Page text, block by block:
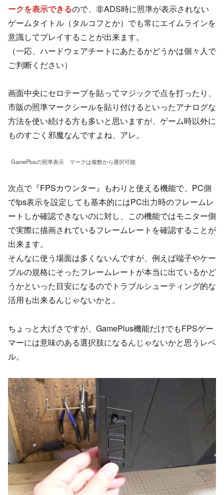
ークを表示できるので、非ADS時に照準が表示されない
ゲームタイトル（タルコフとか）でも常にエイムラインを
意識してプレイすることが出来ます。
（一応、ハードウェアチートにあたるかどうかは個々人で
ご判断ください）
画面中央にセロテープを貼ってマジックで点を打ったり、
市販の照準マークシールを貼り付けるといったアナログな
方法を使い続ける方も多いと思いますが、ゲーム時以外に
ものすごく邪魔なんですよね、アレ。
GamePlusの照準表示 マークは複数から選択可能
次点で『FPSカウンター』もわりと使える機能で、PC側
でfps表示を設定しても基本的にはPC出力時のフレームレ
ートしか確認できないのに対し、この機能ではモニター側
で実際に描画されているフレームレートを確認することが
出来ます。
そんなに使う場面は多くないんですが、例えば端子やケー
ブルの規格にそったフレームレートが本当に出ているかど
うかといった目安になるのでトラブルシューティング的な
活用も出来るんじゃないかと。
ちょっと大げさですが、GamePlus機能だけでもFPSゲー
マーには意味のある選択肢になるんじゃないかと思うレベ
ル。